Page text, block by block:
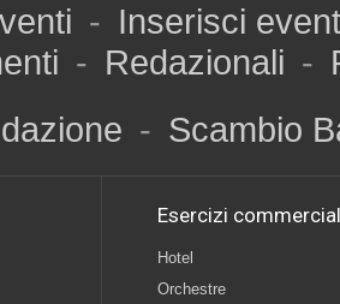
- Inserisci
- Redazionali -
- Scambio
Esercizi
Hotel
Orchestre